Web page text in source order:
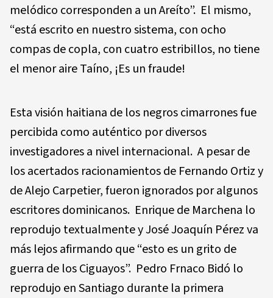
melódico corresponden a un Areíto”. El mismo,
“está escrito en nuestro sistema, con ocho
compas de copla, con cuatro estribillos, no tiene
el menor aire Taíno, ¡Es un fraude!
Esta visión haitiana de los negros cimarrones fue
percibida como auténtico por diversos
investigadores a nivel internacional. A pesar de
los acertados racionamientos de Fernando Ortiz y
de Alejo Carpetier, fueron ignorados por algunos
escritores dominicanos. Enrique de Marchena lo
reprodujo textualmente y José Joaquín Pérez va
más lejos afirmando que “esto es un grito de
guerra de los Ciguayos”. Pedro Frnaco Bidó lo
reprodujo en Santiago durante la primera